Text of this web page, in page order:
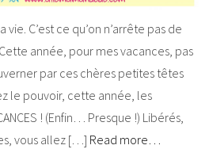
C’est ce qu’on n’arrête pas de
année, pour mes vacances, pas
par ces chères petites têtes
le pouvoir, cette année, les
! (Enfin… Presque !) Libérés,
vous allez […] Read more…